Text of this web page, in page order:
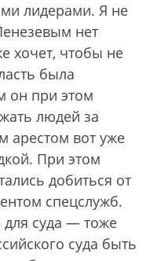
лидерами. Я не
нет
хочет, чтобы не
была
он при этом
людей за
арестом вот уже
При этом
добиться от
спецслужб.
для суда — тоже
суда быть